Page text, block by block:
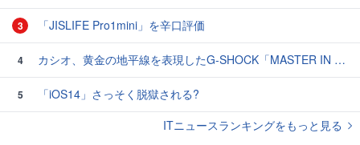
3 「JISLIFE Pro1mini」を辛口評価
4 カシオ、黄金の地平線を表現したG-SHOCK「MASTER IN HORIZON GOLD」3モデル
5
「iOS14」さっそく脱獄される?
ITニュースランキングをもっと見る